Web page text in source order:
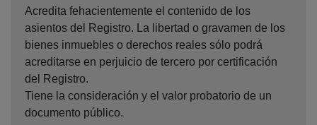
Acredita fehacientemente el contenido de los
asientos del Registro. La libertad o gravamen de los
bienes inmuebles o derechos reales sólo podrá
acreditarse en perjuicio de tercero por certificación
del Registro.
Tiene la consideración y el valor probatorio de un
documento público.